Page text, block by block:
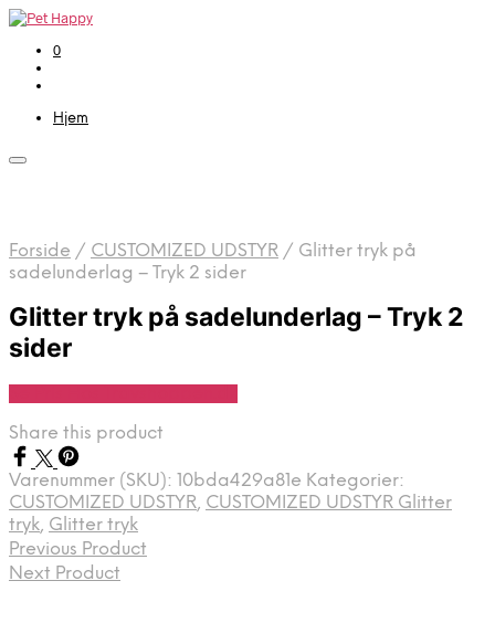
0
Hjem
Forside / CUSTOMIZED UDSTYR / Glitter tryk på
sadelunderlag – Tryk 2 sider
Glitter tryk på sadelunderlag – Tryk 2
sider
Share this product
Varenummer (SKU): 10bda429a81e Kategorier:
CUSTOMIZED UDSTYR, CUSTOMIZED UDSTYR Glitter
tryk, Glitter tryk
Previous Product
Next Product